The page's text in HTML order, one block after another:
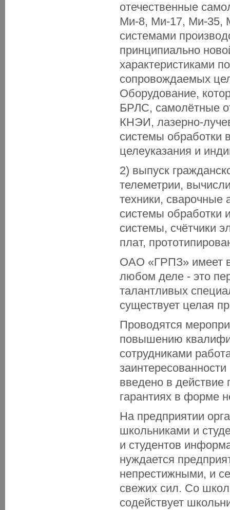
отечественные
Ми-8, Ми-17, Ми-35,
системами
принципиально
характеристиками
сопровождаемых
Оборудование,
БРЛС, самолётные
КНЭИ, лазерно-
системы обработки
целеуказания и
2) выпуск
телеметрии,
техники, сварочные
системы обработки
системы, счётчики
плат,
ОАО «ГРПЗ» имеет
любом деле - это
талантливых
существует целая
Проводятся
повышению
сотрудниками
введено в
гарантиях в форме
На предприятии
школьниками и
и студентов
нуждается
непрестижными, и
свежих сил. Со
содействует